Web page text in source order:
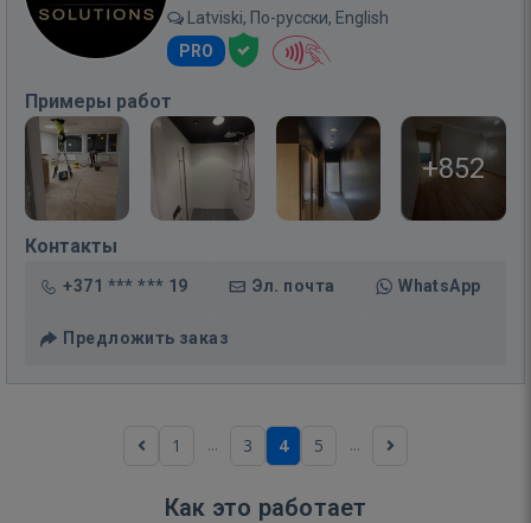
Latviski, По-русски, English
PRO
Примеры работ
+852
Контакты
+371 *** *** 19 Эл. почта WhatsApp
Предложить заказ
1 ... 3 4 5 ...
Как это работает